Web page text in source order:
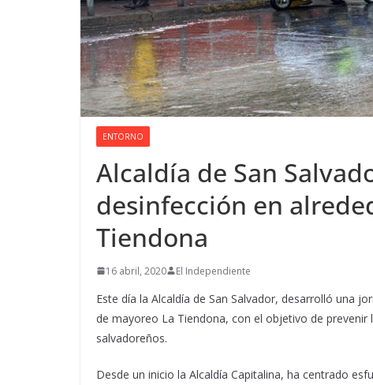
ENTORNO
Alcaldía de San
desinfección en
Tiendona
16 abril, 2020 El Independiente
Este día la Alcaldía de San Salvador, desarrolló una
de mayoreo La Tiendona, con el objetivo de
salvadoreños.
Desde un inicio la Alcaldía Capitalina, ha centrado